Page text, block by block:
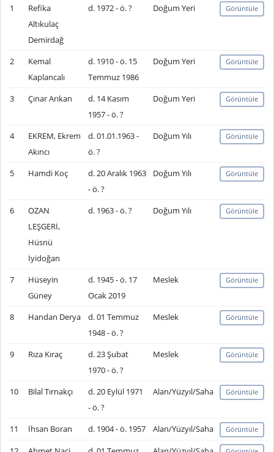
1
Refika
Altıkulaç
Demirdağ
d. 1972 - ö. ? Doğum Yeri Görüntüle
2
Kemal
Kaplancalı
d. 1910 - ö. 15
Temmuz 1986
Doğum Yeri Görüntüle
3 Çınar Arıkan
d. 14 Kasım
1957 - ö. ?
Doğum Yeri Görüntüle
4
EKREM, Ekrem
Akıncı
d. 01.01.1963 -
ö. ?
Doğum Yılı Görüntüle
5 Hamdi Koç
d. 20 Aralık 1963
- ö. ?
Doğum Yılı Görüntüle
6
OZAN
LEŞGERİ,
Hüsnü
İyidoğan
d. 1963 - ö. ? Doğum Yılı Görüntüle
7
Hüseyin
Güney
d. 1945 - ö. 17
Ocak 2019
Meslek Görüntüle
8 Handan Derya
d. 01 Temmuz
1948 - ö. ?
Meslek Görüntüle
9 Rıza Kıraç
d. 23 Şubat
1970 - ö. ?
Meslek Görüntüle
10 Bilal Tırnakçı
d. 20 Eylül 1971
- ö. ?
Alan/Yüzyıl/Saha Görüntüle
11 İhsan Boran d. 1904 - ö. 1957 Alan/Yüzyıl/Saha Görüntüle